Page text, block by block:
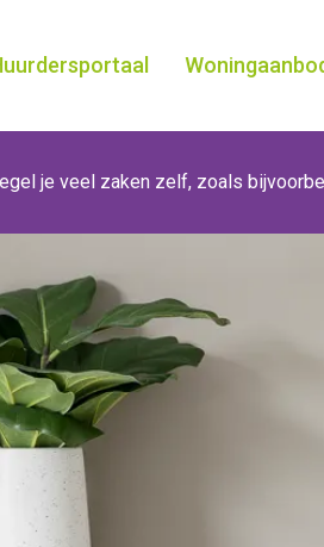
je veel zaken zelf, zoals